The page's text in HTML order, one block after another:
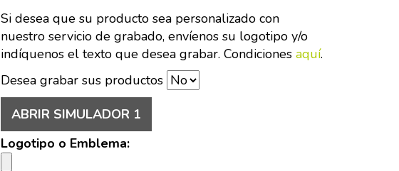
Si desea que su producto sea personalizado con
nuestro servicio de grabado, envíenos su logotipo y/o
indíquenos el texto que desea grabar. Condiciones aquí.
Desea grabar sus productos
ABRIR SIMULADOR 1
Logotipo o Emblema: